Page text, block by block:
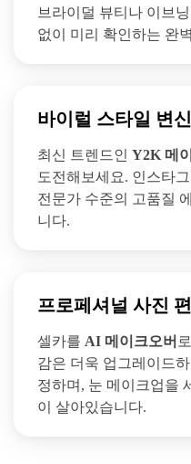
브라이덜 뷰티나 이브
없이 미리 확인하는 완
바이럴 스타일 변신
최신 트렌드인 Y2K 메
도전해보세요. 인스타
전문가 수준의 고품질
니다.
프로페셔널 사진
셀카를 AI 메이크오버
감은 더욱 업그레이드
정하며, 눈 메이크업을
이 살아있습니다.